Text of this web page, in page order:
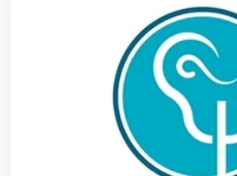
Artículos Deportivos
Artículos Importados
Artículos para el Hogar